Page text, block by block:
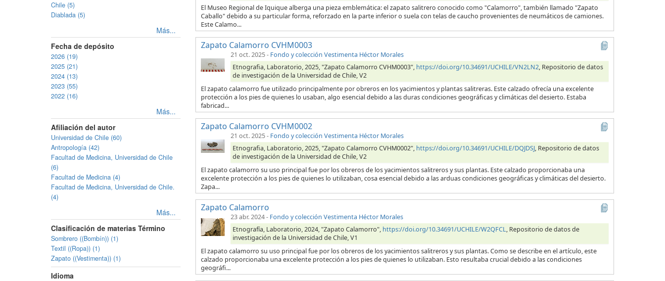
Chile (5)
Diablada (5)
Más...
Fecha de depósito
2026 (19)
2025 (21)
2024 (13)
2023 (55)
2022 (16)
Más...
Afiliación del autor
Universidad de Chile (60)
Antropología (42)
Facultad de Medicina, Universidad de Chile
(6)
Facultad de Medicina (4)
Facultad de Medicina, Universidad de Chile.
(4)
Más...
Clasificación de materias Término
Sombrero ((Bombín)) (1)
Textil ((Ropa)) (1)
Zapato ((Vestimenta)) (1)
Idioma
El Museo Regional de Iquique alberga una pieza emblemática: el zapato salitrero conocido como "Calamorro", también llamado "Zapato
Caballo" debido a su particular forma, reforzado en la parte inferior o suela con telas de caucho provenientes de neumáticos de camiones.
Este Calamo...
Zapato Calamorro CVHM0003
21 oct. 2025- Fondo y colección Vestimenta Héctor Morales
Etnografia, Laboratorio, 2025, "Zapato Calamorro CVHM0003", https://doi.org/10.34691/UCHILE/VN2LN2, Repositorio de datos
de investigación de la Universidad de Chile, V2
El zapato calamorro fue utilizado principalmente por obreros en los yacimientos y plantas salitreras. Este calzado ofrecía una excelente
protección a los pies de quienes lo usaban, algo esencial debido a las duras condiciones geográficas y climáticas del desierto. Estaba
fabricad...
Zapato Calamorro CVHM0002
21 oct. 2025- Fondo y colección Vestimenta Héctor Morales
Etnografia, Laboratorio, 2025, "Zapato Calamorro CVHM0002", https://doi.org/10.34691/UCHILE/DQJDSJ, Repositorio de datos
de investigación de la Universidad de Chile, V2
El zapato calamorro su uso principal fue por los obreros de los yacimientos salitreros y sus plantas. Este calzado proporcionaba una
excelente protección a los pies de quienes lo utilizaban, cosa esencial debido a las arduas condiciones geográficas y climáticas del desierto.
Zapa...
Zapato Calamorro
23 abr. 2024- Fondo y colección Vestimenta Héctor Morales
Etnografía, Laboratorio, 2024, "Zapato Calamorro", https://doi.org/10.34691/UCHILE/W2QFCL, Repositorio de datos de
investigación de la Universidad de Chile, V1
El zapato calamorro su uso principal fue por los obreros de los yacimientos salitreros y sus plantas. Como se describe en el artículo, este
calzado proporcionaba una excelente protección a los pies de quienes lo utilizaban. Esto resultaba crucial debido a las condiciones
geográfi...